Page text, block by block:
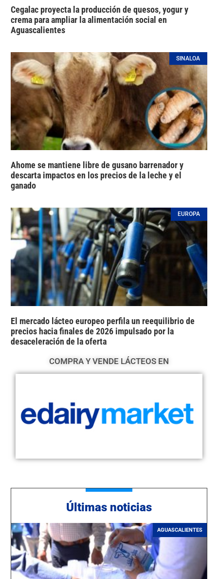
Cegalac proyecta la producción de quesos, yogur y
crema para ampliar la alimentación social en
Aguascalientes
SINALOA
Ahome se mantiene libre de gusano barrenador y
descarta impactos en los precios de la leche y el
ganado
EUROPA
El mercado lácteo europeo perfila un reequilibrio de
precios hacia finales de 2026 impulsado por la
desaceleración de la oferta
COMPRA Y VENDE LÁCTEOS EN
Últimas noticias
AGUASCALIENTES